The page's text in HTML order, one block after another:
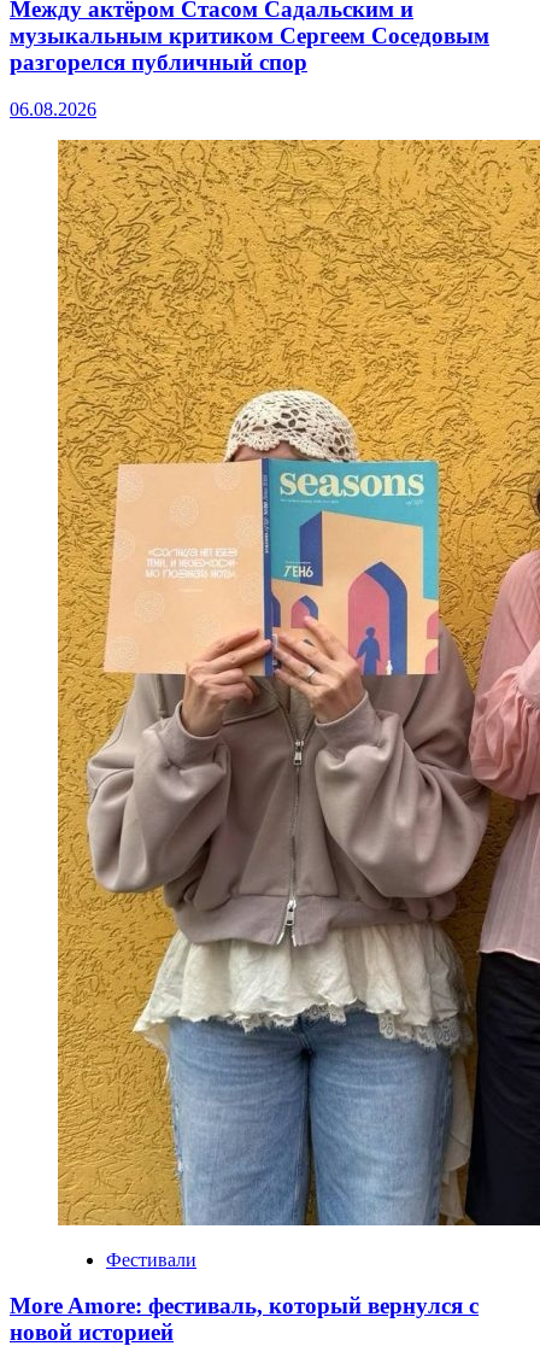
Между актёром Стасом Садальским и
музыкальным критиком Сергеем Соседовым
разгорелся публичный спор
06.08.2026
Фестивали
More Amore: фестиваль, который вернулся с
новой историей